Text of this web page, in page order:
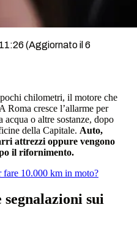
(Aggiornato il 6
chilometri, il motore che
Roma cresce l’allarme per
acqua o altre sostanze, dopo
della Capitale. Auto,
attrezzi oppure vengono
il rifornimento.
fare 10.000 km in moto?
segnalazioni sui